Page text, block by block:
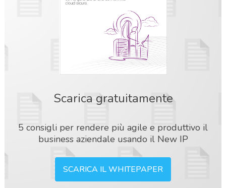
Scarica gratuitamente
5 consigli per rendere più agile e produttivo il
business aziendale usando il New IP
SCARICA IL WHITEPAPER